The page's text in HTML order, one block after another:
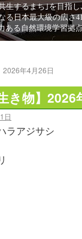
廊創成事業｣を進
しました｡
2026年4月26日
き物】2026
日
ラアジサシ